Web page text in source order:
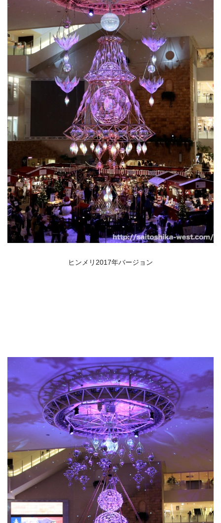
ヒンメリ2017年バージョン